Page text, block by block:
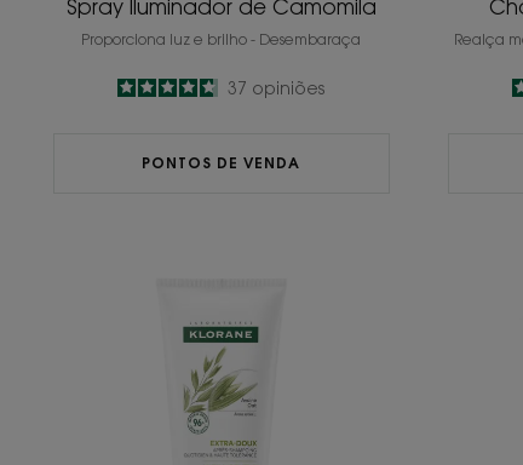
Spray Iluminador de Camomila
Proporciona luz e brilho - Desembaraça
4.7
/
5
37 opiniões
PONTOS DE VENDA
Realça
aveia